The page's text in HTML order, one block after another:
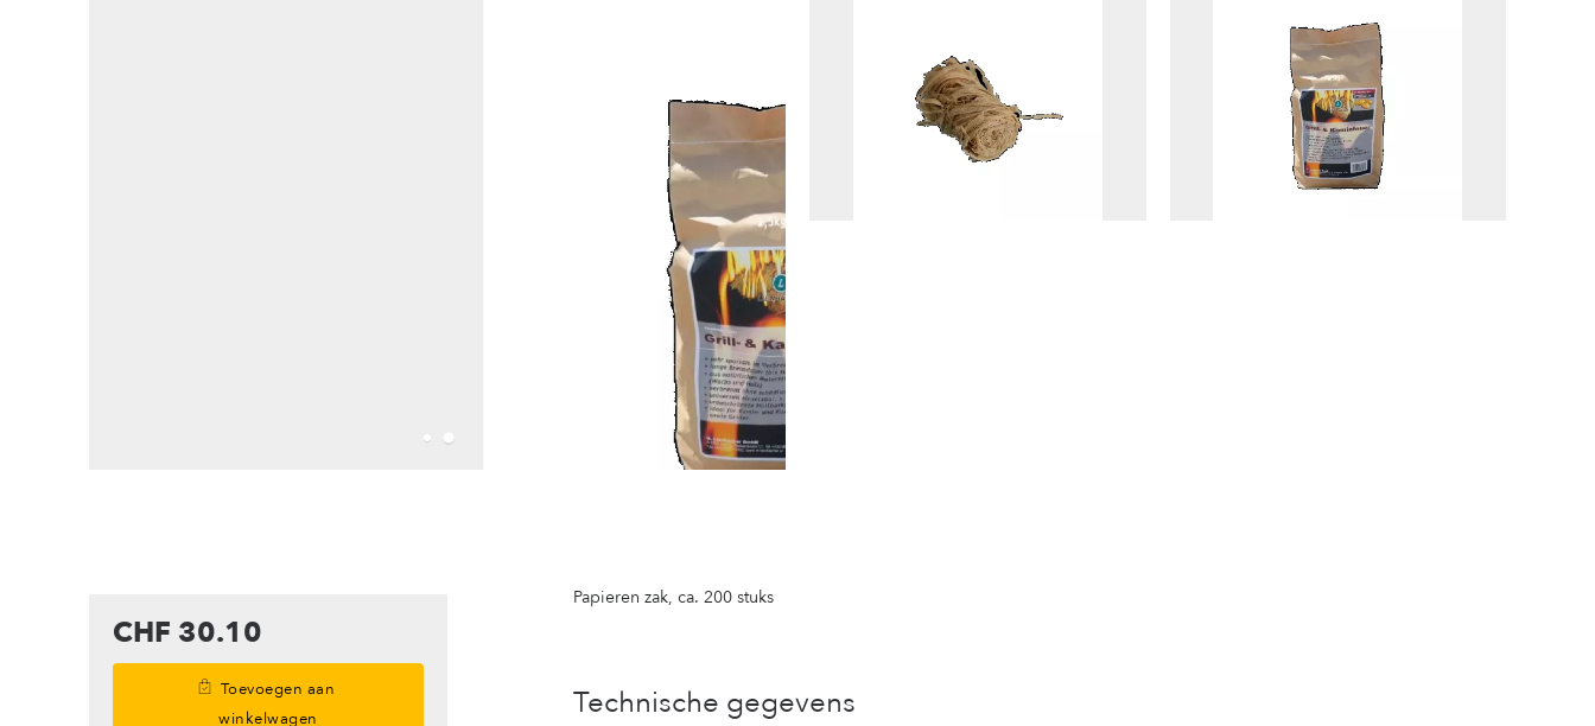
CHF 30.10
Toevoegen aan
winkelwagen
Papieren zak, ca. 200 stuks
Technische gegevens